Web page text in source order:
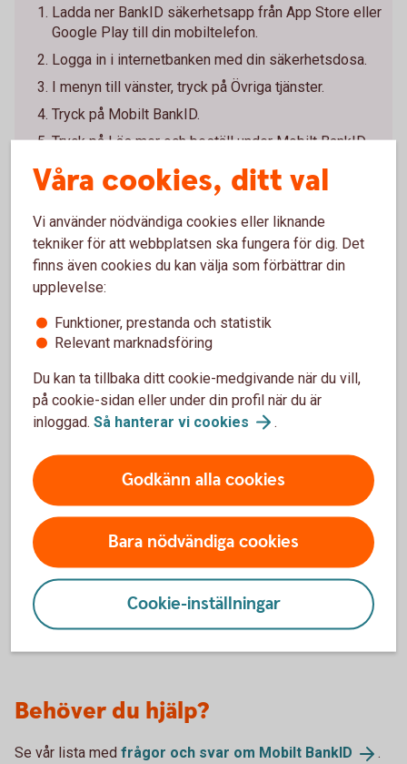
Ladda ner BankID säkerhetsapp från App Store eller
Google Play till din mobiltelefon.
Logga in i internetbanken med din säkerhetsdosa.
I menyn till vänster, tryck på Övriga tjänster.
Tryck på Mobilt BankID.
Tryck på Läs mer och beställ under Mobilt BankID
Skaffa Mobilt BankID i appen för
privatpersoner
Google Play till din mobiltelefon.
Logga in i appen för privatpersoner med din
säkerhetsdosa.
Tryck på menyraden.
Tryck på Inställningar.
Tryck på Övriga tjänster.
Tryck på Mobilt BankID.
Tryck på Beställ Mobilt BankID
Godkänn villkoren och följ instruktionerna. Klart!
Behöver du hjälp?
Se vår lista med frågor och svar om Mobilt BankID
.
Våra cookies, ditt val
Vi använder nödvändiga cookies eller liknande
tekniker för att webbplatsen ska fungera för dig. Det
finns även cookies du kan välja som förbättrar din
upplevelse:
Funktioner, prestanda och statistik
Relevant marknadsföring
Du kan ta tillbaka ditt cookie-medgivande när du vill,
på cookie-sidan eller under din profil när du är
inloggad. Så hanterar vi cookies .
Godkänn alla cookies
Bara nödvändiga cookies
Cookie-inställningar